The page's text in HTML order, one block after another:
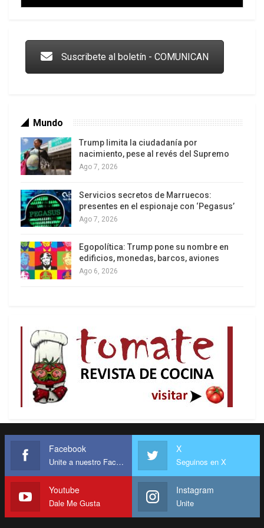
Los latinos le van dando la espalda a Trump
Suscribete al boletín - COMUNICAN
Mundo
Trump limita la ciudadanía por
nacimiento, pese al revés del Supremo
Ago 7, 2026
Servicios secretos de Marruecos:
presentes en el espionaje con ‘Pegasus’
Ago 7, 2026
Egopolítica: Trump pone su nombre en
edificios, monedas, barcos, aviones
Ago 6, 2026
Facebook
Unite a nuestro Facebook
X
Seguinos en X
Youtube
Dale Me Gusta
Instagram
Unite